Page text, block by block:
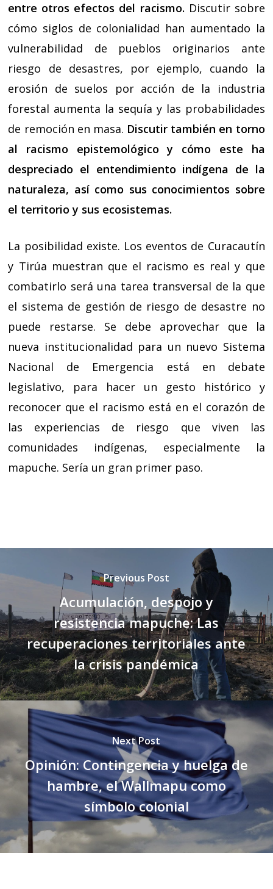
entre otros efectos del racismo. Discutir sobre
cómo siglos de colonialidad han aumentado la
vulnerabilidad de pueblos originarios ante
riesgo de desastres, por ejemplo, cuando la
erosión de suelos por acción de la industria
forestal aumenta la sequía y las probabilidades
de remoción en masa. Discutir también en torno
al racismo epistemológico y cómo este ha
despreciado el entendimiento indígena de la
naturaleza, así como sus conocimientos sobre
el territorio y sus ecosistemas.
La posibilidad existe. Los eventos de Curacautín
y Tirúa muestran que el racismo es real y que
combatirlo será una tarea transversal de la que
el sistema de gestión de riesgo de desastre no
puede restarse. Se debe aprovechar que la
nueva institucionalidad para un nuevo Sistema
Nacional de Emergencia está en debate
legislativo, para hacer un gesto histórico y
reconocer que el racismo está en el corazón de
las experiencias de riesgo que viven las
comunidades indígenas, especialmente la
mapuche. Sería un gran primer paso.
Previous Post
Acumulación, despojo y
resistencia mapuche: Las
recuperaciones territoriales ante
la crisis pandémica
Next Post
Opinión: Contingencia y huelga de
hambre, el Wallmapu como
símbolo colonial